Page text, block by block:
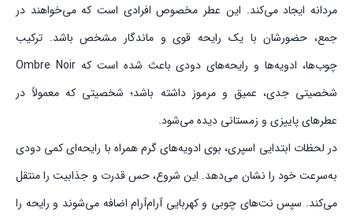
مردانه ایجاد می‌کند. این عطر مخصوص افرادی است که می‌خواهند در
جمع، حضورشان با یک رایحه قوی و ماندگار مشخص باشد. ترکیب
چوب‌ها، ادویه‌ها و رایحه‌های دودی باعث شده است که Ombre Noir
شخصیتی جدی، عمیق و مرموز داشته باشد؛ شخصیتی که معمولاً در
عطرهای پاییزی و زمستانی دیده می‌شود.
در لحظات ابتدایی اسپری، بوی ادویه‌های گرم همراه با رایحه‌ای کمی دودی
به‌سرعت خود را نشان می‌دهد. این شروع، حس قدرت و جذابیت را منتقل
می‌کند. سپس نت‌های چوبی و کهربایی آرام‌آرام اضافه می‌شوند و رایحه را